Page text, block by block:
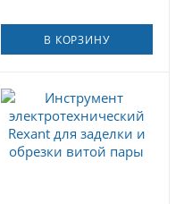
В КОРЗИНУ